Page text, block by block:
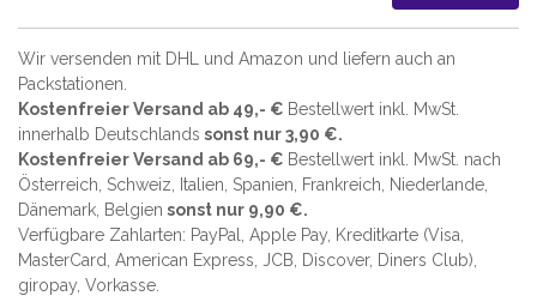
Wir versenden mit DHL und Amazon und liefern auch an
Packstationen.
Kostenfreier Versand ab 49,- € Bestellwert inkl. MwSt.
innerhalb Deutschlands sonst nur 3,90 €.
Kostenfreier Versand ab 69,- € Bestellwert inkl. MwSt. nach
Österreich, Schweiz, Italien, Spanien, Frankreich, Niederlande,
Dänemark, Belgien sonst nur 9,90 €.
Verfügbare Zahlarten: PayPal, Apple Pay, Kreditkarte (Visa,
MasterCard, American Express, JCB, Discover, Diners Club),
giropay, Vorkasse.